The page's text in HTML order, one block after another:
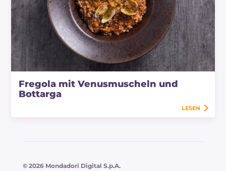
Fregola mit Venusmuscheln und
Bottarga
LESEN
© 2026 Mondadori Digital S.p.A.